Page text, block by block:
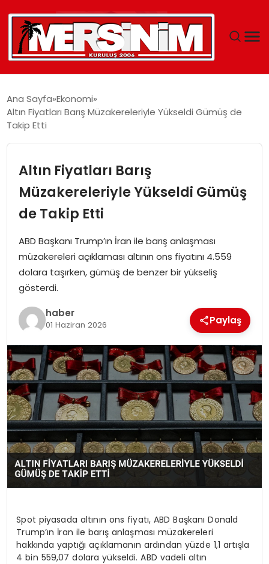
YAŞAM
EĞITIM
SPOR
EKONOMI
MAGAZIN
OTOMOBIL
Ana Sayfa Ekonomi
Altın Fiyatları Barış Müzakereleriyle Yükseldi Gümüş de
Takip Etti
Altın Fiyatları Barış
Müzakereleriyle Yükseldi Gümüş
de Takip Etti
ABD Başkanı Trump’ın İran ile barış anlaşması
müzakereleri açıklaması altının ons fiyatını 4.559
dolara taşırken, gümüş de benzer bir yükseliş
gösterdi.
haber
01 Haziran 2026 Paylaş
Spot piyasada altının ons fiyatı, ABD Başkanı Donald
Trump’ın İran ile barış anlaşması müzakereleri
hakkında yaptığı açıklamanın ardından yüzde 1,1 artışla
4 bin 559,07 dolara yükseldi. ABD vadeli altın